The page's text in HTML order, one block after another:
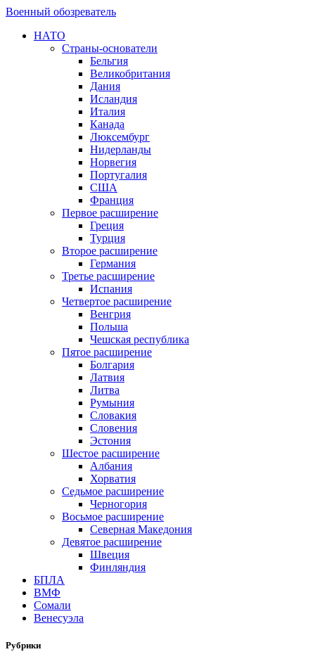
Военный обозреватель
НАТО
Страны-основатели
Бельгия
Великобритания
Дания
Исландия
Италия
Канада
Люксембург
Нидерланды
Норвегия
Португалия
США
Франция
Первое расширение
Греция
Турция
Второе расширение
Германия
Третье расширение
Испания
Четвертое расширение
Венгрия
Польша
Чешская республика
Пятое расширение
Болгария
Латвия
Литва
Румыния
Словакия
Словения
Эстония
Шестое расширение
Албания
Хорватия
Седьмое расширение
Черногория
Восьмое расширение
Северная Македония
Девятое расширение
Швеция
Финляндия
БПЛА
ВМФ
Сомали
Венесуэла
Рубрики